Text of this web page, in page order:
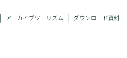
アーカイブツーリズム ダウンロード資料